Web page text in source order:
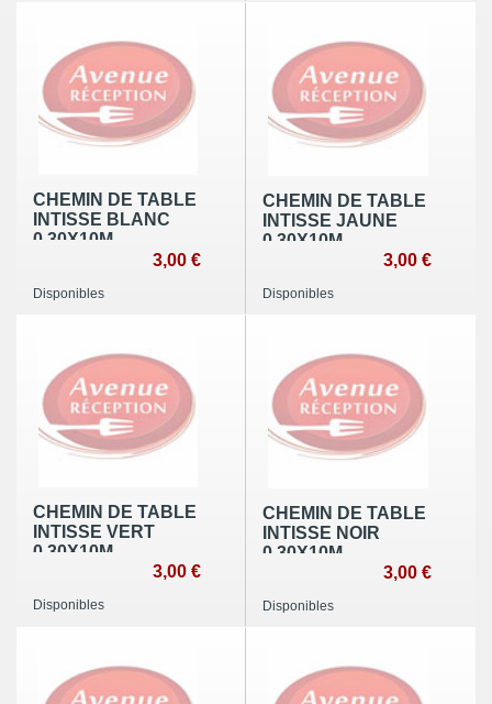
CHEMIN DE TABLE
INTISSE BLANC
0,30X10M
3,00 €
Disponibles
CHEMIN DE TABLE
INTISSE JAUNE
0,30X10M
3,00 €
Disponibles
CHEMIN DE TABLE
INTISSE VERT
0,30X10M
3,00 €
Disponibles
CHEMIN DE TABLE
INTISSE NOIR
0,30X10M
3,00 €
Disponibles